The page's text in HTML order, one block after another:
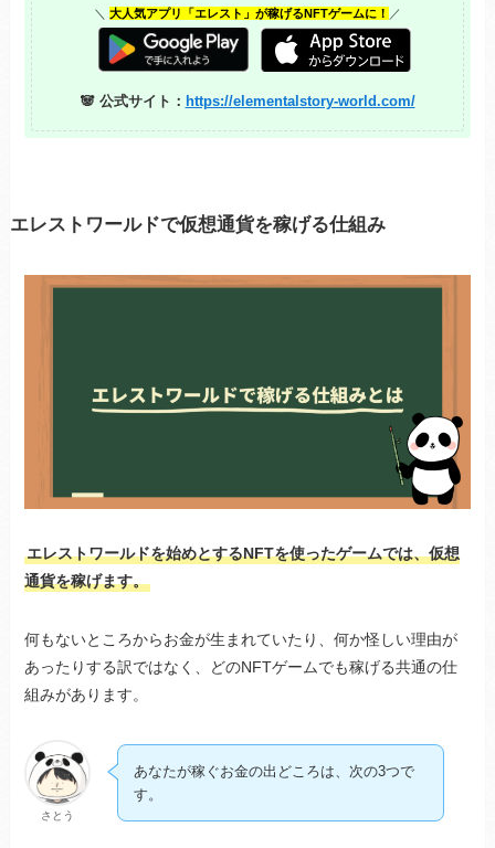
＼ 大人気アプリ「エレスト」が稼げるNFTゲームに！ ／
🐼 公式サイト： https://elementalstory-world.com/
エレストワールドで仮想通貨を稼げる仕組み
エレストワールドを始めとするNFTを使ったゲームでは、仮想
通貨を稼げます。
何もないところからお金が生まれていたり、何か怪しい理由が
あったりする訳ではなく、どのNFTゲームでも稼げる共通の仕
組みがあります。
さとう
あなたが稼ぐお金の出どころは、次の3つで
す。